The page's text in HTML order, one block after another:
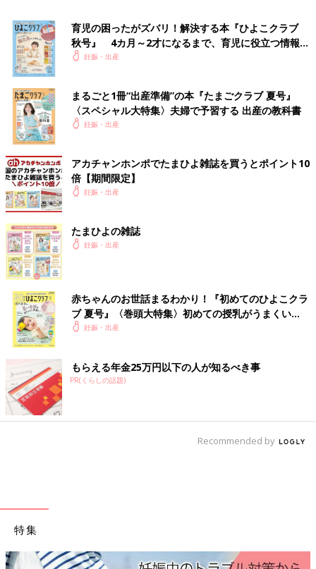
出典：Instagramアカウント「yk_zu___」
yk_zuさんが使っている哺乳瓶はコンビの「テテオ」。産院で使
用していて、とてもしっくりきたのだとか。赤ちゃんの飲む量や
スピードに合わせて、流量を調節できるのだそうです。落ち着い
た色合いがまたかわいいですね！
Amazonで見る
ごくごく飲んじゃう！「ヌーク」の哺乳びん
育児の困ったがズバリ！解決する本『ひよこクラブ
秋号』 4カ月～2才になるまで、育児に役立つ情報が
いっぱい！
妊娠・出産
まるごと1冊“出産準備”の本『たまごクラブ 夏号』
〈スペシャル大特集〉夫婦で予習する 出産の教科書
妊娠・出産
アカチャンホンポでたまひよ雑誌を買うとポイント10
倍【期間限定】
妊娠・出産
たまひよの雑誌
妊娠・出産
赤ちゃんのお世話まるわかり！『初めてのひよこクラ
ブ 夏号』〈巻頭大特集〉初めての授乳がうまくい
く！ おっぱい・ミルクの基本と夏のトラブル 解決テ
妊娠・出産
もらえる年金25万円以下の人が知るべき事
PR(くらしの話題)
Recommended by
特集